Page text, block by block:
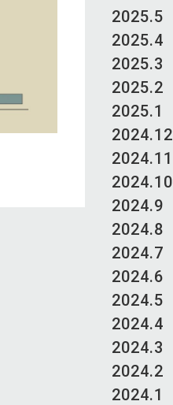
2025.5
2025.4
2025.3
2025.2
2025.1
2024.12
2024.11
2024.10
2024.9
2024.8
2024.7
2024.6
2024.5
2024.4
2024.3
2024.2
2024.1